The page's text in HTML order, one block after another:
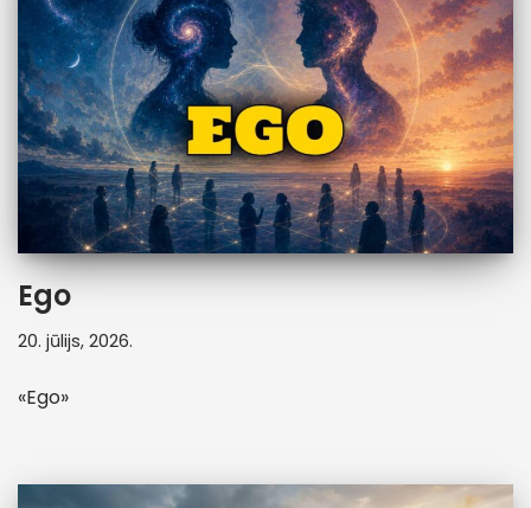
Ego
20. jūlijs, 2026.
«Ego»